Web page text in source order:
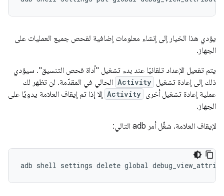
يؤدي هذا الخيار إلى إنشاء معلومات إضافية لفحص جميع العمليات على
الجهاز.
يتم تفعيل الإعداد تلقائيًا عند بدء تشغيل "أداة فحص التنسيق". سيؤدي
ذلك إلى إعادة تشغيل Activity الحالي في المقدّمة. لن تظهر لك
عملية إعادة تشغيل أخرى Activity إلا إذا تم إيقاف العلامة يدويًا على
الجهاز.
لإيقاف العلامة، شغِّل أمر adb التالي:
adb shell settings delete global